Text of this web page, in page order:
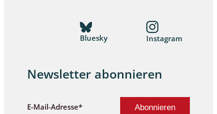
Bluesky Instagram
Newsletter abonnieren
E-Mail-Adresse*